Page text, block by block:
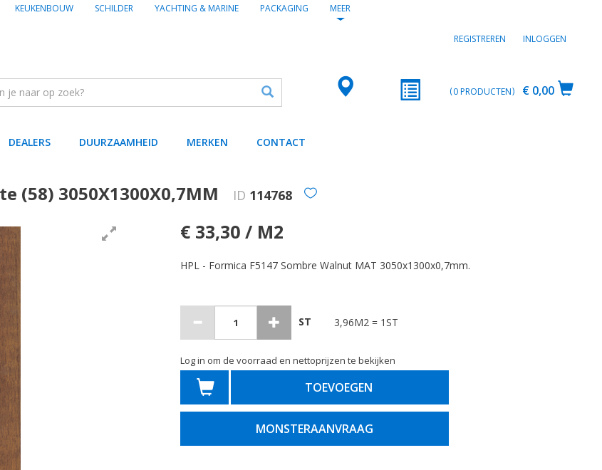
KEUKENBOUW SCHILDER YACHTING & MARINE PACKAGING MEER
REGISTREREN INLOGGEN
€ 0,00
0PRODUCTEN
DEALERS DUURZAAMHEID MERKEN CONTACT
(58) 3050X1300X0,7MM ID 114768
€ 33,30 / M2
HPL - Formica F5147 Sombre Walnut MAT 3050x1300x0,7mm.
ST 3,96M2 = 1ST
Log in om de voorraad en nettoprijzen te bekijken
TOEVOEGEN
MONSTERAANVRAAG